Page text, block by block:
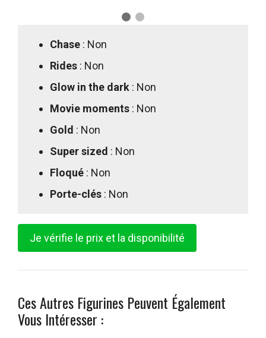
Chase : Non
Rides : Non
Glow in the dark : Non
Movie moments : Non
Gold : Non
Super sized : Non
Floqué : Non
Porte-clés : Non
Je vérifie le prix et la disponibilité
Ces Autres Figurines Peuvent Également
Vous Intéresser :